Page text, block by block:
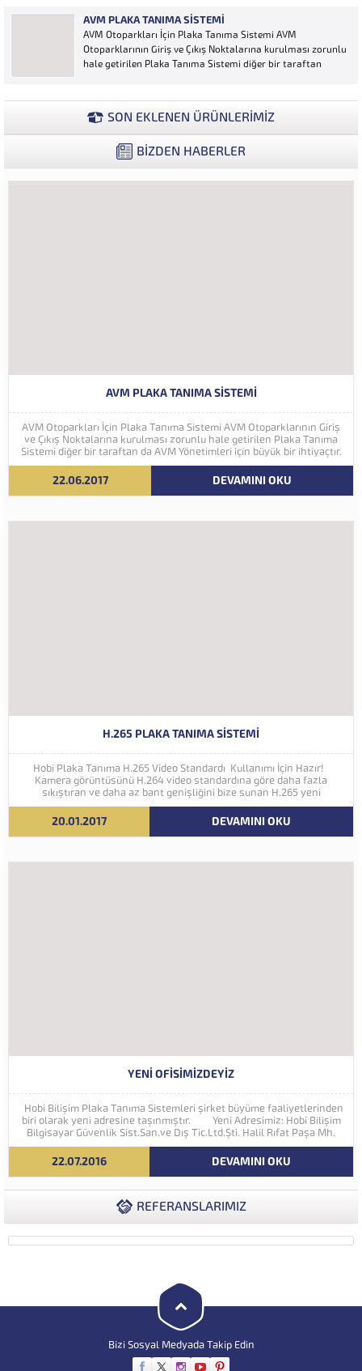
Ücretin otopark girişinde araç tipine göre peşin alınması
ya...
AVM PLAKA TANIMA SISTEMI
AVM Otoparkları İçin Plaka Tanıma Sistemi AVM
Otoparklarının Giriş ve Çıkış Noktalarına kurulması zorunlu
hale getirilen Plaka Tanıma Sistemi diğer bir taraftan
SON EKLENEN ÜRÜNLERİMİZ
BİZDEN HABERLER
AVM PLAKA TANIMA SISTEMI
AVM Otoparkları İçin Plaka Tanıma Sistemi AVM Otoparklarının Giriş
ve Çıkış Noktalarına kurulması zorunlu hale getirilen Plaka Tanıma
Sistemi diğer bir taraftan da AVM Yönetimleri için büyük bir ihtiyaçtır.
AVM Yönetimleri Plaka Tanıma Sisteminden elde edecekleri verilerle
müşteri yoğunluk analizlerini çok ayrıntılı...
22.06.2017 DEVAMINI OKU
H.265 PLAKA TANIMA SISTEMI
Hobi Plaka Tanıma H.265 Video Standardı Kullanımı İçin Hazır!
Kamera görüntüsünü H.264 video standardına göre daha fazla
sıkıştıran ve daha az bant genişliğini bize sunan H.265 yeni
nesil kodlama teknolojisi Hobi Plaka Tanıma Sistemine eklenmiştir.
İleriki yıllarda 4K ve...
20.01.2017 DEVAMINI OKU
YENI OFISIMIZDEYIZ
Hobi Bilişim Plaka Tanıma Sistemleri şirket büyüme faaliyetlerinden
biri olarak yeni adresine taşınmıştır. Yeni Adresimiz: Hobi Bilişim
Bilgisayar Güvenlik Sist.San.ve Dış Tic.Ltd.Şti. Halil Rıfat Paşa Mh.
Perpa Ticaret Merkezi A Blok Kat:5 No:71-73 (34384) Şişli...
22.07.2016 DEVAMINI OKU
REFERANSLARIMIZ
Bizi Sosyal Medyada Takip Edin